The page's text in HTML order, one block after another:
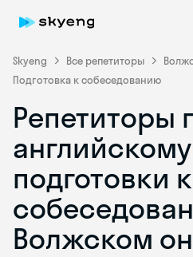
Skyeng Все репетиторы
Подготовка к собеседованию
Репетиторы
подготовки к
Волжском
Skyeng Chat